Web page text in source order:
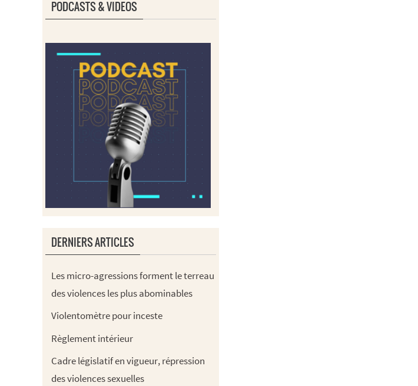
PODCASTS & VIDEOS
DERNIERS ARTICLES
Les micro-agressions forment le terreau
des violences les plus abominables
Violentomètre pour inceste
Règlement intérieur
Cadre législatif en vigueur, répression
des violences sexuelles